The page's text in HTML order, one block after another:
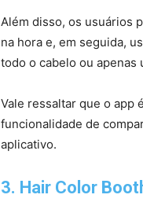
Além disso, os usuários
na hora e, em seguida,
todo o cabelo ou apenas
Vale ressaltar que o app
funcionalidade de
aplicativo.
3. Hair Color